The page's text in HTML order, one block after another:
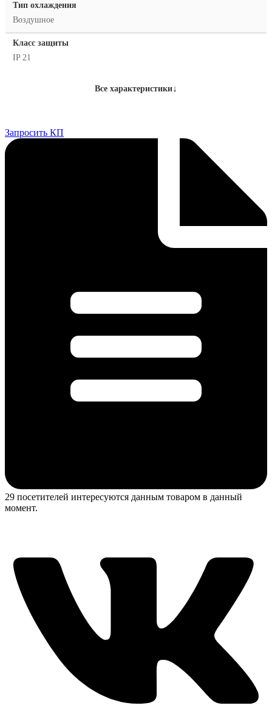
Тип охлаждения
Воздушное
Класс защиты
IP 21
Все характеристики↓
Запросить КП
29 посетителей интересуются данным товаром в данный
момент.